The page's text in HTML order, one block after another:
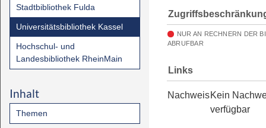
Stadtbibliothek Fulda
Universitätsbibliothek Kassel
Hochschul- und
Landesbibliothek RheinMain
Inhalt
Themen
NUR AN RECHNERN DER
ABRUFBAR
Links
NachweisKein
verfügbar